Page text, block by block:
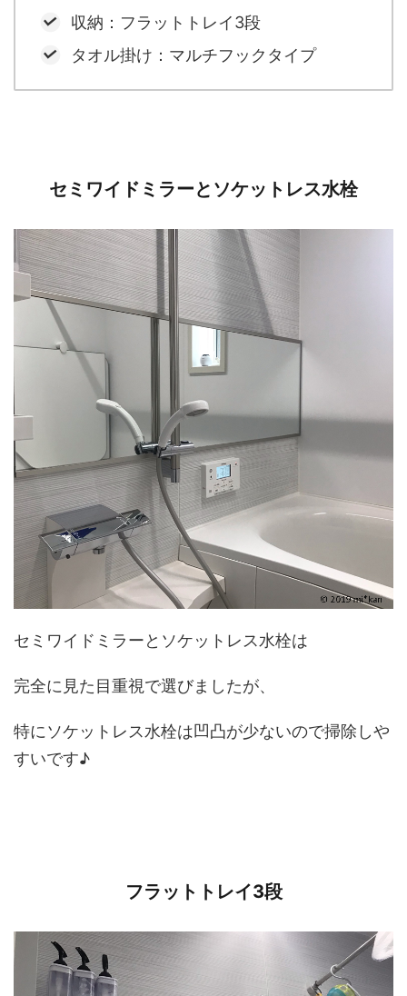
収納：フラットトレイ3段
タオル掛け：マルチフックタイプ
セミワイドミラーとソケットレス水栓
セミワイドミラーとソケットレス水栓は
完全に見た目重視で選びましたが、
特にソケットレス水栓は凹凸が少ないので掃除しや
すいです♪
フラットトレイ3段